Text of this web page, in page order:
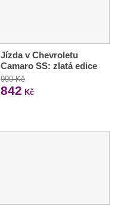
Jízda v Chevroletu
Camaro SS: zlatá edice
990 Kč
842 Kč